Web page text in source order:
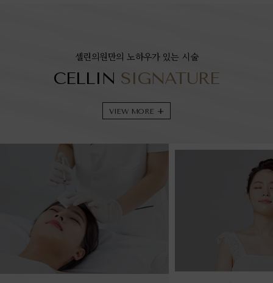
셀린의원만의 노하우가 있는 시술
CELLIN SIGNATURE
VIEW MORE +